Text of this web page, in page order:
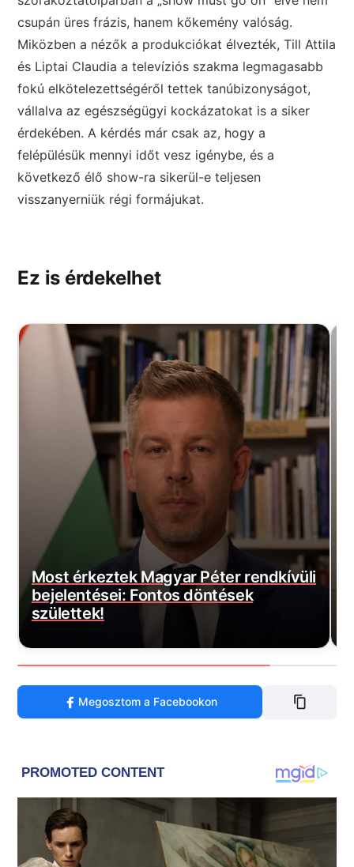
csupán üres frázis, hanem kőkemény valóság.
Miközben a nézők a produkciókat élvezték, Till Attila
és Liptai Claudia a televíziós szakma legmagasabb
fokú elkötelezettségéről tettek tanúbizonyságot,
vállalva az egészségügyi kockázatokat is a siker
érdekében. A kérdés már csak az, hogy a
felépülésük mennyi időt vesz igénybe, és a
következő élő show-ra sikerül-e teljesen
visszanyerniük régi formájukat.
Ez is érdekelhet
Péter rendkívüli
döntések
Most érkezett:
honvédség
Megosztom a Facebookon